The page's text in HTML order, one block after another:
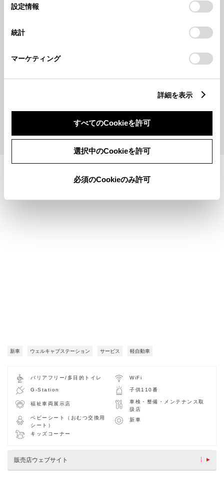
デバイスにすべてのCookie(クッキー)が保存されることに同
意したことになります。Cookie(クッキー)のオプトアウト、
設定の変更、同意を撤回したりするにあたっては、当社の
「Cookie（クッキー）情報の取り扱いについて
」をご覧くだ
設定情報
統計
マーケティング
詳細を表示
すべてのCookieを許可
選択中のCookieを許可
必須のCookieのみ許可
2026628
ェルファイア デビューフェア明日
施設情報・サービス
新車 ウェルキャブステーション サービス 軽自動車
バリアフリー/多目的トイレ WiFi
G-Station 子供110番
福祉車両展示店
車検・整備・メンテナンス取
扱店
ベビーシート（おむつ交換用
シート）
新車
キッズコーナー
販売店ウェブサイト